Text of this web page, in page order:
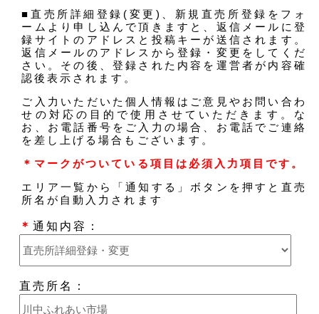
■直売所詳細登録(変更)、新規直売所登録をフォ
ームより申し込んで頂きますと、返信メールに登
録サイトのアドレスと投稿キーが送信されます。
返信メールのアドレスから登録・変更をしてくだ
さい。その後、登録された内容を運営者が内容確
認後表示されます。
ご入力いただいた個人情報はご意見やお問い合わ
せの対応の目的で使用させていただきます。な
お、お電話番号をご入力の場合、お電話でご連絡
を差し上げる場合もございます。
＊マークがついている項目は必須入力項目です。
エリア一覧から「通知する」ボタンを押すと直売
所名が自動入力されます
＊通知内容：
直売所名：